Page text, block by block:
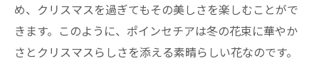
め、クリスマスを過ぎてもその美しさを楽しむことがで
きます。このように、ポインセチアは冬の花束に華やか
さとクリスマスらしさを添える素晴らしい花なのです。